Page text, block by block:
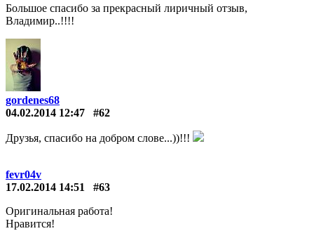
Большое спасибо за прекрасный лиричный отзыв,
Владимир..!!!!
gordenes68
04.02.2014 12:47
#62
Друзья, спасибо на добром слове...))!!!
fevr04v
17.02.2014 14:51
#63
Оригинальная работа!
Нравится!